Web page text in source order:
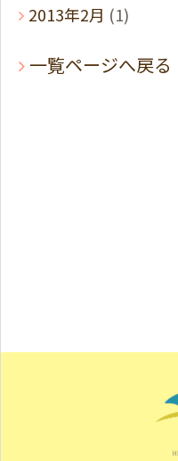
2013年2月 (1)
一覧ページへ戻る